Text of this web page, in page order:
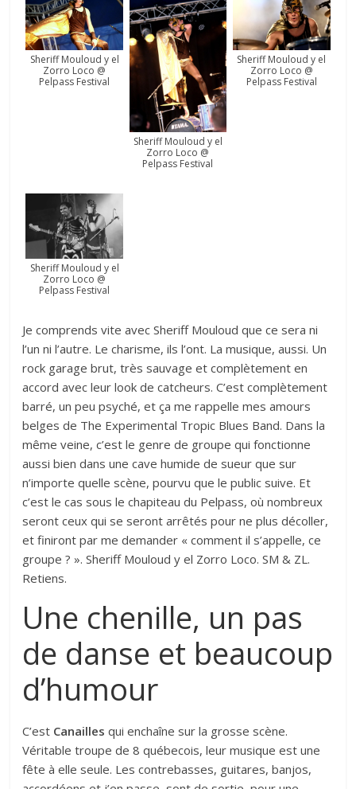
Sheriff Mouloud y el
Zorro Loco @
Pelpass Festival
Sheriff Mouloud y el
Zorro Loco @
Pelpass Festival
Sheriff Mouloud y el
Zorro Loco @
Pelpass Festival
Sheriff Mouloud y el
Zorro Loco @
Pelpass Festival
Je comprends vite avec Sheriff Mouloud que ce sera ni
l’un ni l’autre. Le charisme, ils l’ont. La musique, aussi. Un
rock garage brut, très sauvage et complètement en
accord avec leur look de catcheurs. C’est complètement
barré, un peu psyché, et ça me rappelle mes amours
belges de The Experimental Tropic Blues Band. Dans la
même veine, c’est le genre de groupe qui fonctionne
aussi bien dans une cave humide de sueur que sur
n’importe quelle scène, pourvu que le public suive. Et
c’est le cas sous le chapiteau du Pelpass, où nombreux
seront ceux qui se seront arrêtés pour ne plus décoller,
et finiront par me demander « comment il s’appelle, ce
groupe ? ». Sheriff Mouloud y el Zorro Loco. SM & ZL.
Retiens.
Une chenille, un pas
de danse et beaucoup
d’humour
C’est Canailles qui enchaîne sur la grosse scène.
Véritable troupe de 8 québecois, leur musique est une
fête à elle seule. Les contrebasses, guitares, banjos,